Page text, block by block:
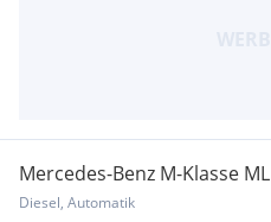
Mercedes-Benz M-Klasse ML
Diesel, Automatik